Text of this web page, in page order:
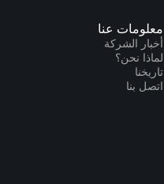
معلومات عنا
أخبار الشركة
لماذا نحن؟
تاريخنا
اتصل بنا